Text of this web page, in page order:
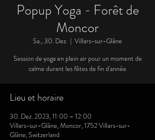
Popup Yoga - Forêt de
Moncor
Sa., 30. Dez.
  |
Villars-sur-Glâne
Session de yoga en plein air pour un moment de
calme durant les fêtes de fin d'année
Lieu et horaire
30. Dez. 2023, 11:00 – 12:00
Villars-sur-Glâne, Moncor, 1752 Villars-sur-
Glâne, Switzerland